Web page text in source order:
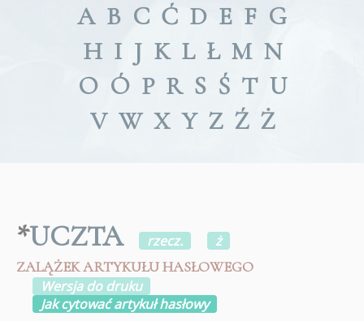
A B C Ć D E F G
H I J K L Ł M N
O Ó P R S Ś T U
V W X Y Z Ź Ż
*UCZTA rzecz.
ż
ZALĄŻEK ARTYKUŁU HASŁOWEGO
Wersja do druku
Jak cytować artykuł hasłowy